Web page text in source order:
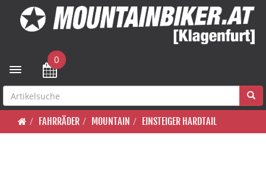
Toggle navigation
0
FAHRRÄDER MOUNTAIN EINSTEIGER HARDTAIL